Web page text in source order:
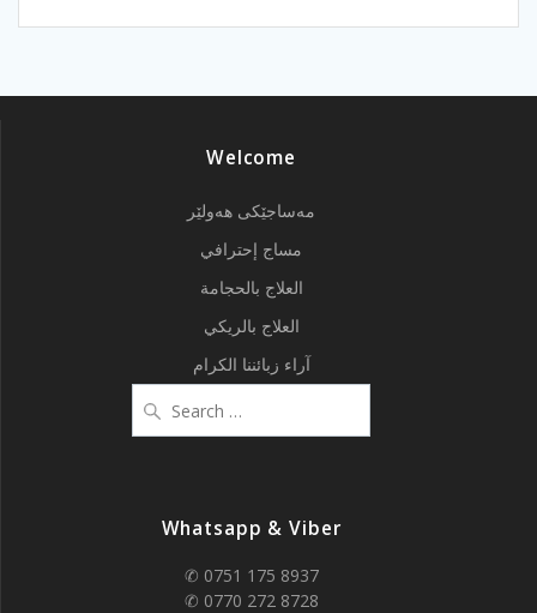
Welcome
مەساجێکی هەولێر
مساج إحترافي
العلاج بالحجامة
العلاج بالريكي
آراء زبائننا الكرام
for:
Whatsapp & Viber
✆ 0751 175 8937
✆ 0770 272 8728